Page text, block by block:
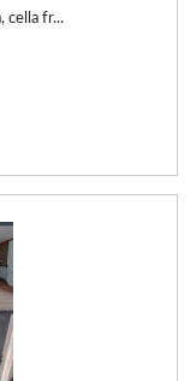
cella fr...